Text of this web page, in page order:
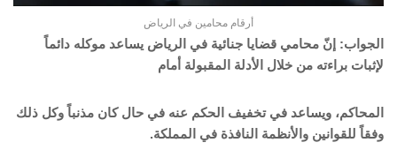
أرقام محامين في الرياض
الجواب: إنّ محامي قضايا جنائية في الرياض يساعد موكله دائماً
لإثبات براءته من خلال الأدلة المقبولة أمام
المحاكم، ويساعد في تخفيف الحكم عنه في حال كان مذنباً وكل ذلك
وفقاً للقوانين والأنظمة النافذة في المملكة.